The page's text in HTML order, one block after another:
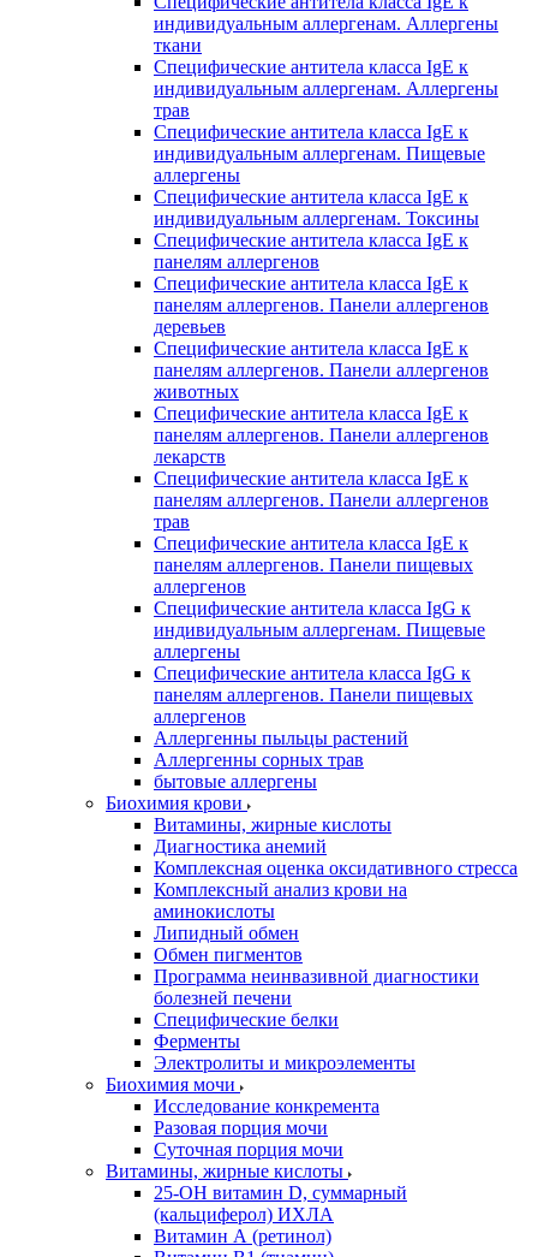
индивидуальным аллергенам. Аллергены
ткани
Специфические антитела класса IgE к
индивидуальным аллергенам. Аллергены
трав
Специфические антитела класса IgE к
индивидуальным аллергенам. Пищевые
аллергены
Специфические антитела класса IgE к
индивидуальным аллергенам. Токсины
Специфические антитела класса IgE к
панелям аллергенов
Специфические антитела класса IgE к
панелям аллергенов. Панели аллергенов
деревьев
Специфические антитела класса IgE к
панелям аллергенов. Панели аллергенов
животных
Специфические антитела класса IgE к
панелям аллергенов. Панели аллергенов
лекарств
Специфические антитела класса IgE к
панелям аллергенов. Панели аллергенов
трав
Специфические антитела класса IgE к
панелям аллергенов. Панели пищевых
аллергенов
Специфические антитела класса IgG к
индивидуальным аллергенам. Пищевые
аллергены
Специфические антитела класса IgG к
панелям аллергенов. Панели пищевых
аллергенов
Аллергенны пыльцы растений
Аллергенны сорных трав
бытовые аллергены
Биохимия крови
Витамины, жирные кислоты
Диагностика анемий
Комплексная оценка оксидативного стресса
Комплексный анализ крови на
аминокислоты
Липидный обмен
Обмен пигментов
Программа неинвазивной диагностики
болезней печени
Специфические белки
Ферменты
Электролиты и микроэлементы
Биохимия мочи
Исследование конкремента
Разовая порция мочи
Суточная порция мочи
Витамины, жирные кислоты
25-OH витамин D, суммарный
(кальциферол) ИХЛА
Витамин А (ретинол)